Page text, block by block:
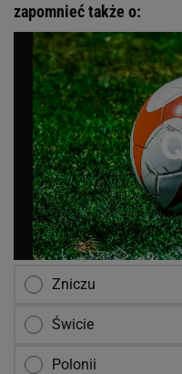
zapomnieć także o:
Zniczu
Świcie
Polonii